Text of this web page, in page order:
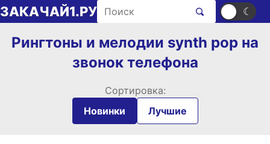
Перейти к содержимому
ЗАКАЧАЙ1.РУ Поиск рингтонов ☀ ☾
Рингтоны и мелодии synth pop на
звонок телефона
Сортировка:
Новинки
Лучшие